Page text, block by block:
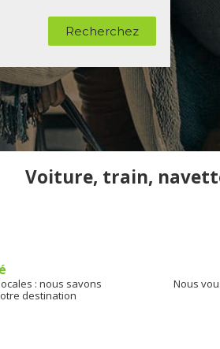
Recherchez
Voiture, train,
: nous savons
destination
Nous